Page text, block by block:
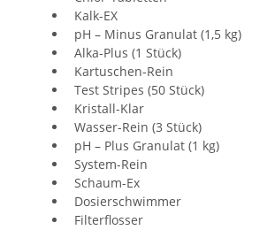
Kalk-EX
pH – Minus Granulat (1,5 kg)
Alka-Plus (1 Stück)
Kartuschen-Rein
Test Stripes (50 Stück)
Kristall-Klar
Wasser-Rein (3 Stück)
pH – Plus Granulat (1 kg)
System-Rein
Schaum-Ex
Dosierschwimmer
Filterflosser